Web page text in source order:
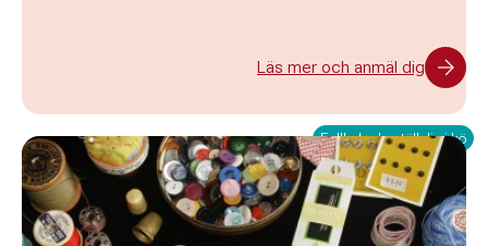
Läs mer och anmäl dig
Fullbokad - ställ dig i kö